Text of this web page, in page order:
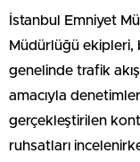
İstanbul Emniyet
Müdürlüğü ekipleri,
genelinde trafik
amacıyla
gerçekleştirilen
ruhsatları